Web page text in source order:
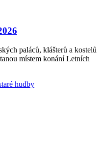
paláců, klášterů a kostelů
místem konání Letních